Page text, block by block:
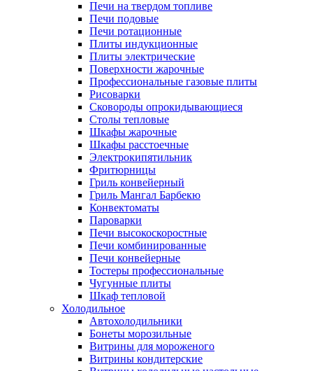
Печи на твердом топливе
Печи подовые
Печи ротационные
Плиты индукционные
Плиты электрические
Поверхности жарочные
Профессиональные газовые плиты
Рисоварки
Сковороды опрокидывающиеся
Столы тепловые
Шкафы жарочные
Шкафы расстоечные
Электрокипятильник
Фритюрницы
Гриль конвейерный
Гриль Мангал Барбекю
Конвектоматы
Пароварки
Печи высокоскоростные
Печи комбинированные
Печи конвейерные
Тостеры профессиональные
Чугунные плиты
Шкаф тепловой
Холодильное
Автохолодильники
Бонеты морозильные
Витрины для мороженого
Витрины кондитерские